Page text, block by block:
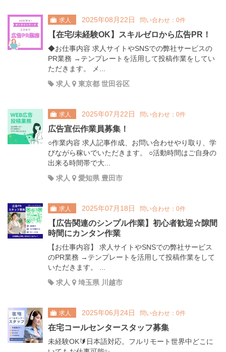
求人 2025年08月22日 問い合わせ：0件
【在宅/未経験OK】スキルゼロから広告PR！
◆お仕事内容 求人サイトやSNSでの弊社サービスの
PR業務 →テンプレートを活用して投稿作業をしてい
ただきます。 メ...
求人
東京都 世田谷区
求人 2025年07月22日 問い合わせ：0件
広告宣伝作業員募集！
○作業内容 求人記事作成、お問い合わせやり取り、学
びながら稼いでいただきます。 ○活動時間はご自身の
出来る時間帯で大...
求人
愛知県 豊田市
求人 2025年07月18日 問い合わせ：0件
【広告関連のシンプル作業】初心者歓迎☆隙間
時間にカンタン作業
【お仕事内容】 求人サイトやSNSでの弊社サービス
のPR業務 →テンプレートを活用して投稿作業をして
いただきます。 ...
求人
埼玉県 川越市
求人 2025年06月24日 問い合わせ：0件
在宅コールセンタースタッフ募集
未経験OK🔰日本語対応。フルリモート世界中どこに